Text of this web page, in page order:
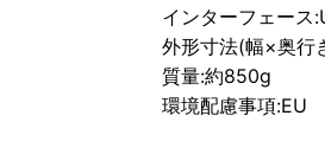
インターフェース
外形寸法(幅×奥行
質量:約850g
環境配慮事項:EU